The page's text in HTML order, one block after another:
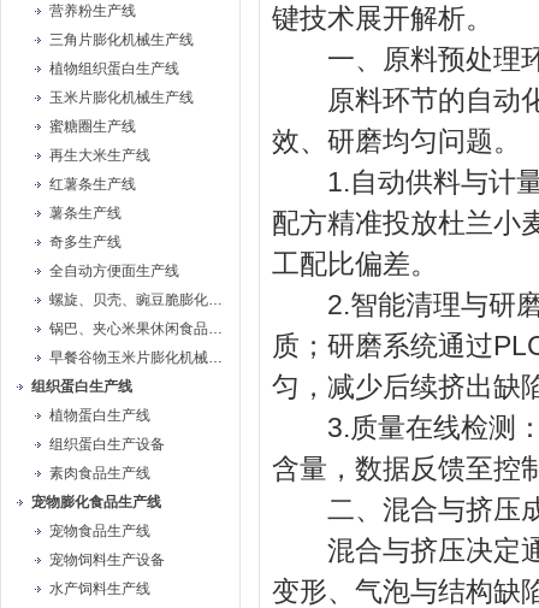
营养粉生产线
三角片膨化机械生产线
植物组织蛋白生产线
玉米片膨化机械生产线
蜜糖圈生产线
再生大米生产线
红薯条生产线
薯条生产线
奇多生产线
全自动方便面生产线
螺旋、贝壳、豌豆脆膨化机械设备生产线
锅巴、夹心米果休闲食品生产线
早餐谷物玉米片膨化机械生产线
组织蛋白生产线
植物蛋白生产线
组织蛋白生产设备
素肉食品生产线
宠物膨化食品生产线
宠物食品生产线
宠物饲料生产设备
水产饲料生产线
键技术展开解析。
一、原料预处理环
原料环节的自动化
效、研磨均匀问题。
1.自动供料与计量
配方精准投放杜兰小
工配比偏差。
2.智能清理与研磨
质；研磨系统通过
匀，减少后续挤出缺
3.质量在线检测：
含量，数据反馈至控
二、混合与挤压成
混合与挤压决定通
变形、气泡与结构缺